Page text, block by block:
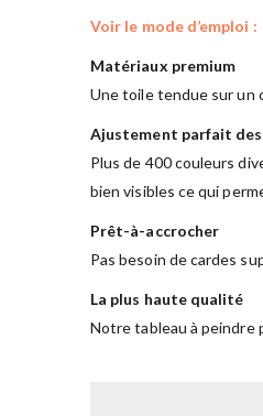
Voir le mode d’emploi :
Matériaux premium
Une toile tendue sur un
Ajustement parfait
Plus de 400 couleurs
bien visibles ce qui
Prêt-à-accrocher
Pas besoin de cardes
La plus haute qualité
Notre tableau à peindre